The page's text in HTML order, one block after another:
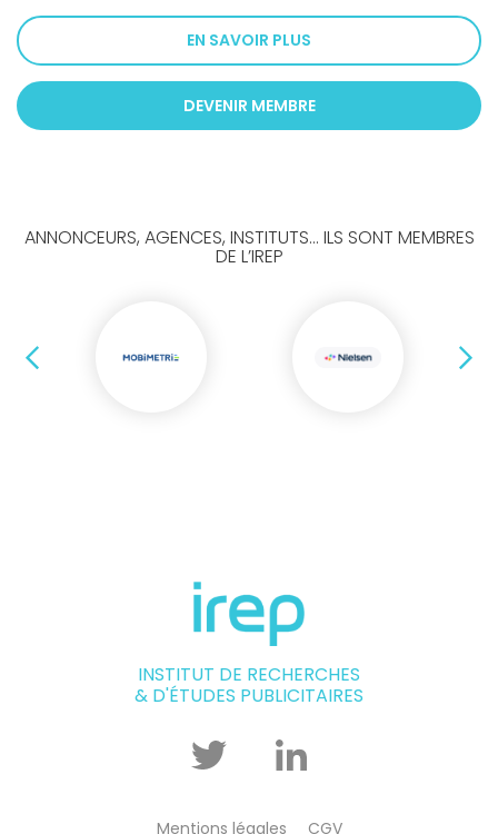
EN SAVOIR PLUS
DEVENIR MEMBRE
ANNONCEURS, AGENCES, INSTITUTS... ILS SONT MEMBRES
DE L’IREP
Précédent
INSTITUT DE RECHERCHES
& D'ÉTUDES PUBLICITAIRES
Twitter Linkedin
Mentions légales CGV